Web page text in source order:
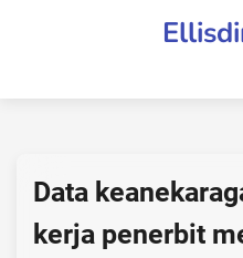
Data
kerja penerbit